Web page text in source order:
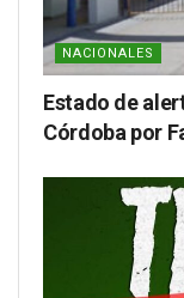
NACIONALES
Estado de
Córdoba por